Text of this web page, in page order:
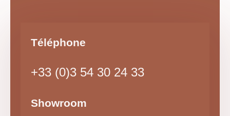
Téléphone
+33 (0)3 54 30 24 33
Showroom